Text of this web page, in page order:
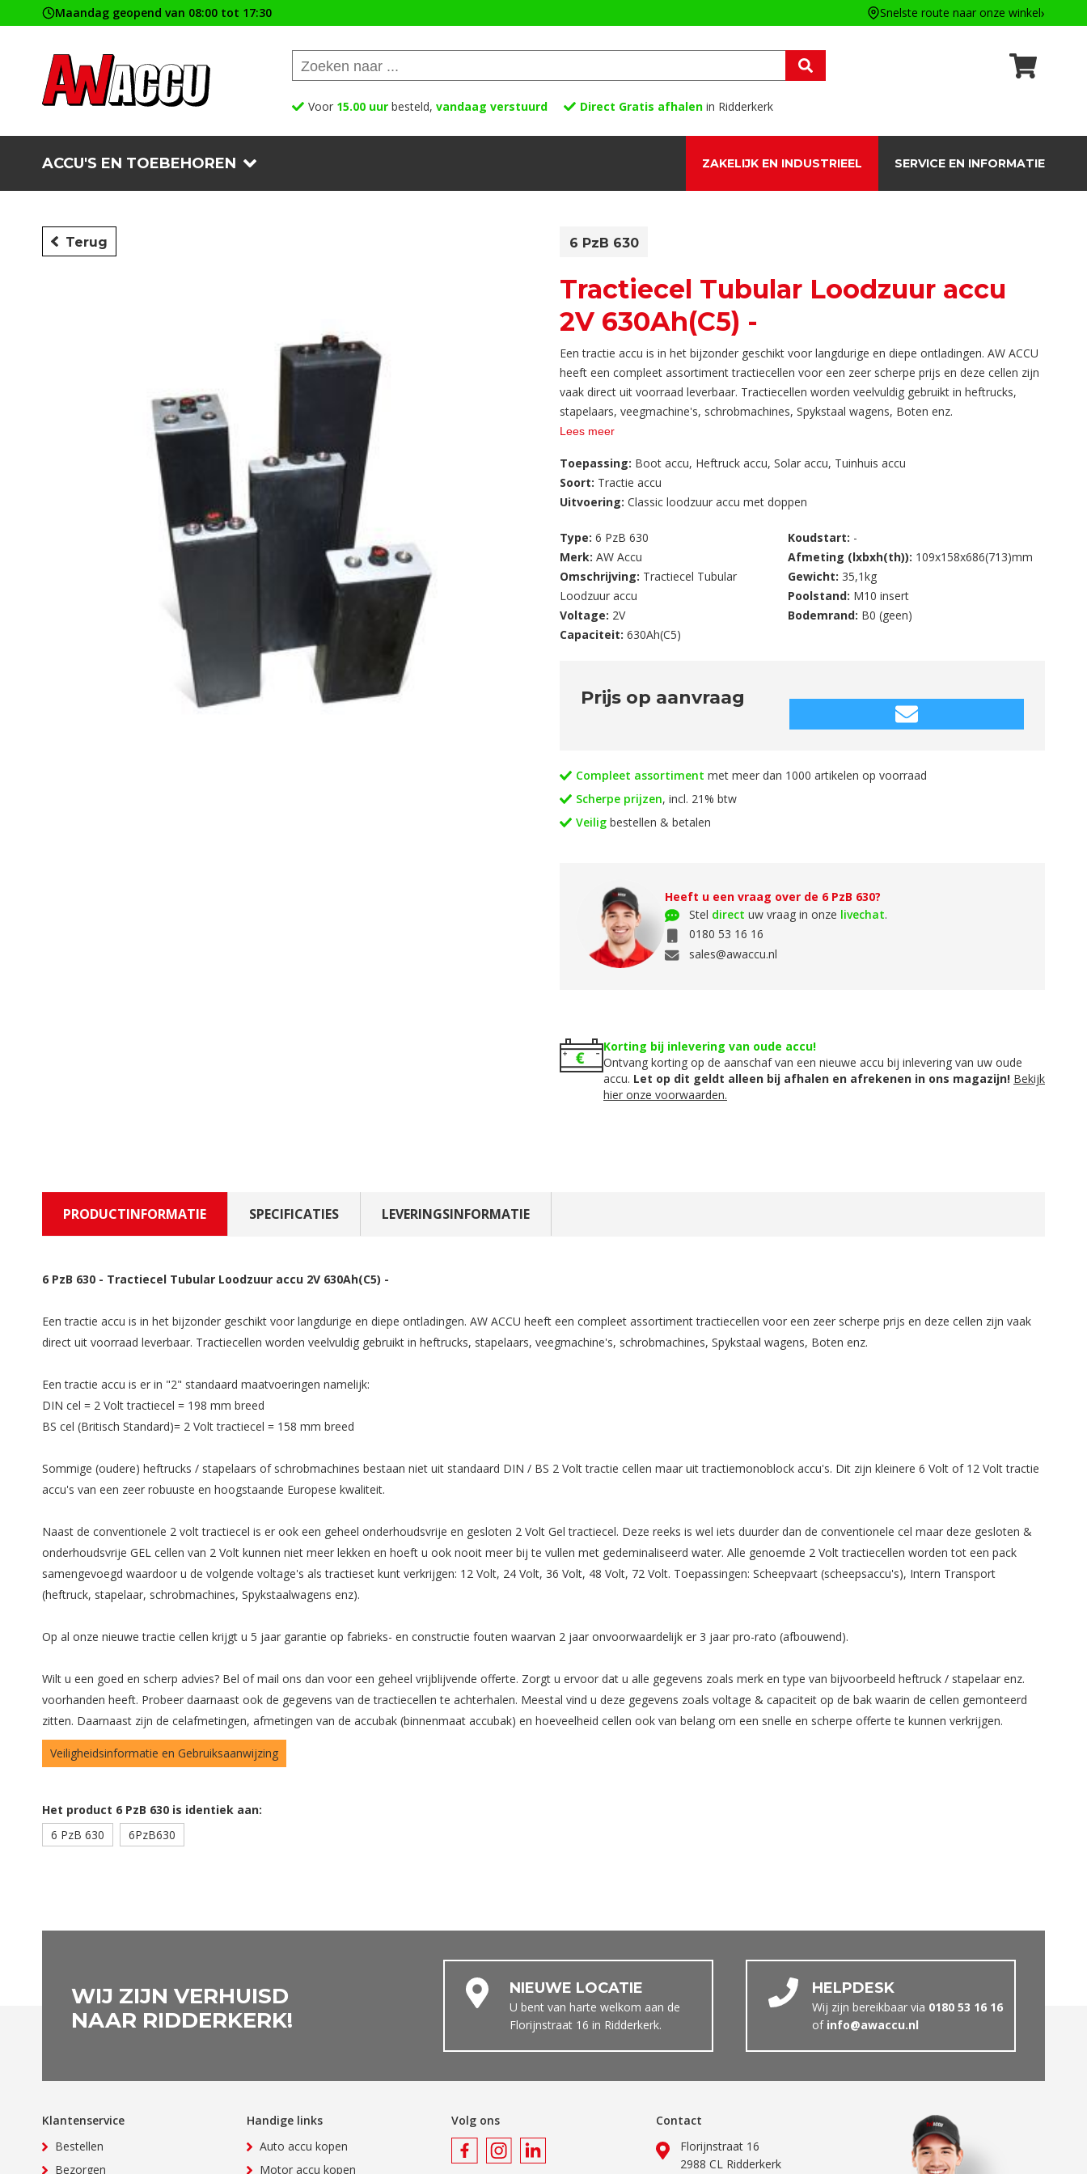
Maandag geopend van 08:00 tot 17:30 Snelste route naar onze winkel
Voor 15.00 uur besteld,vandaag verstuurd Direct Gratis afhalen in Ridderkerk
ACCU'S EN TOEBEHOREN ZAKELIJK EN INDUSTRIEEL SERVICE EN INFORMATIE
Terug 6 PzB 630
Tractiecel Tubular Loodzuur accu
2V 630Ah(C5) -
Een tractie accu is in het bijzonder geschikt voor langdurige en diepe ontladingen. AW ACCU
heeft een compleet assortiment tractiecellen voor een zeer scherpe prijs en deze cellen zijn
vaak direct uit voorraad leverbaar. Tractiecellen worden veelvuldig gebruikt in heftrucks,
stapelaars, veegmachine's, schrobmachines, Spykstaal wagens, Boten enz.
Lees meer
Toepassing: Boot accu, Heftruck accu, Solar accu, Tuinhuis accu
Soort: Tractie accu
Uitvoering: Classic loodzuur accu met doppen
Type: 6 PzB 630
Merk: AW Accu
Omschrijving: Tractiecel Tubular
Loodzuur accu
Voltage: 2V
Capaciteit: 630Ah(C5)
Koudstart: -
Afmeting (lxbxh(th)): 109x158x686(713)mm
Gewicht: 35,1kg
Poolstand: M10 insert
Bodemrand: B0 (geen)
Prijs op aanvraag
Compleet assortiment met meer dan 1000 artikelen op voorraad
Scherpe prijzen, incl. 21% btw
Veilig bestellen & betalen
Heeft u een vraag over de 6 PzB 630?
Stel direct uw vraag in onze livechat.
0180 53 16 16
sales@awaccu.nl
Korting bij inlevering van oude accu!
Ontvang korting op de aanschaf van een nieuwe accu bij inlevering van uw oude
accu. Let op dit geldt alleen bij afhalen en afrekenen in ons magazijn! Bekijk
hier onze voorwaarden.
PRODUCTINFORMATIE
6 PzB 630 - Tractiecel Tubular Loodzuur accu 2V 630Ah(C5) -
Een tractie accu is in het bijzonder geschikt voor langdurige en diepe ontladingen. AW ACCU heeft een compleet assortiment tractiecellen voor een zeer scherpe prijs en deze cellen zijn vaak
direct uit voorraad leverbaar. Tractiecellen worden veelvuldig gebruikt in heftrucks, stapelaars, veegmachine's, schrobmachines, Spykstaal wagens, Boten enz.
Een tractie accu is er in "2" standaard maatvoeringen namelijk:
DIN cel = 2 Volt tractiecel = 198 mm breed
BS cel (Britisch Standard)= 2 Volt tractiecel = 158 mm breed
Sommige (oudere) heftrucks / stapelaars of schrobmachines bestaan niet uit standaard DIN / BS 2 Volt tractie cellen maar uit tractiemonoblock accu's. Dit zijn kleinere 6 Volt of 12 Volt tractie
accu's van een zeer robuuste en hoogstaande Europese kwaliteit.
Naast de conventionele 2 volt tractiecel is er ook een geheel onderhoudsvrije en gesloten 2 Volt Gel tractiecel. Deze reeks is wel iets duurder dan de conventionele cel maar deze gesloten &
onderhoudsvrije GEL cellen van 2 Volt kunnen niet meer lekken en hoeft u ook nooit meer bij te vullen met gedeminaliseerd water. Alle genoemde 2 Volt tractiecellen worden tot een pack
samengevoegd waardoor u de volgende voltage's als tractieset kunt verkrijgen: 12 Volt, 24 Volt, 36 Volt, 48 Volt, 72 Volt. Toepassingen: Scheepvaart (scheepsaccu's), Intern Transport
(heftruck, stapelaar, schrobmachines, Spykstaalwagens enz).
Op al onze nieuwe tractie cellen krijgt u 5 jaar garantie op fabrieks- en constructie fouten waarvan 2 jaar onvoorwaardelijk er 3 jaar pro-rato (afbouwend).
Wilt u een goed en scherp advies? Bel of mail ons dan voor een geheel vrijblijvende offerte. Zorgt u ervoor dat u alle gegevens zoals merk en type van bijvoorbeeld heftruck / stapelaar enz.
voorhanden heeft. Probeer daarnaast ook de gegevens van de tractiecellen te achterhalen. Meestal vind u deze gegevens zoals voltage & capaciteit op de bak waarin de cellen gemonteerd
zitten. Daarnaast zijn de celafmetingen, afmetingen van de accubak (binnenmaat accubak) en hoeveelheid cellen ook van belang om een snelle en scherpe offerte te kunnen verkrijgen.
Veiligheidsinformatie en Gebruiksaanwijzing
Het product 6 PzB 630 is identiek aan:
6 PzB 630
6PzB630
SPECIFICATIES LEVERINGSINFORMATIE
WIJ ZIJN VERHUISD
NAAR RIDDERKERK!
HELPDESK
Wij zijn bereikbaar via 0180 53 16 16
of info@awaccu.nl
NIEUWE LOCATIE
U bent van harte welkom aan de
Florijnstraat 16 in Ridderkerk.
Klantenservice
Bestellen
Bezorgen
Handige links
Auto accu kopen
Motor accu kopen
Volg ons
Contact
Florijnstraat 16
2988 CL Ridderkerk